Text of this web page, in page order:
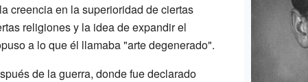
creencia en la superioridad de ciertas
religiones y la idea de expandir el
a lo que él llamaba "arte degenerado".
de la guerra, donde fue declarado